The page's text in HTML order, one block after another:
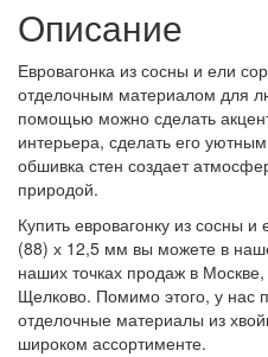
Описание
Евровагонка из сосны и ели
отделочным материалом для
помощью можно сделать
интерьера, сделать его
обшивка стен создает
природой.
Купить евровагонку из сосны
(88) х 12,5 мм вы можете в
наших точках продаж в
Щелково. Помимо этого, у нас
отделочные материалы из
широком ассортименте.